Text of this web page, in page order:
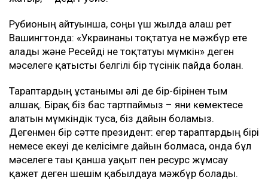
Рубионың айтуынша, соңғы үш жылда алғаш рет
Вашингтонда: «Украинаны тоқтатуға не мәжбүр ете
алады және Ресейді не тоқтатуы мүмкін» деген
мәселеге қатысты белгілі бір түсінік пайда болған.
Тараптардың ұстанымы әлі де бір-бірінен тым
алшақ. Бірақ біз бас тартпаймыз – яғни көмектесе
алатын мүмкіндік туса, біз дайын боламыз.
Дегенмен бір сәтте президент: егер тараптардың бірі
немесе екеуі де келісімге дайын болмаса, онда бұл
мәселеге тағы қанша уақыт пен ресурс жұмсау
қажет деген шешім қабылдауға мәжбүр болады.